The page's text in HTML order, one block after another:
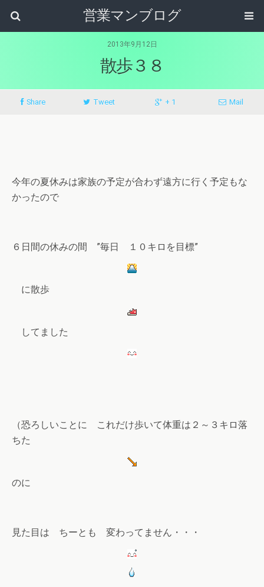
営業マンブログ
2013年9月12日
散歩３８
Share Tweet + 1 Mail
今年の夏休みは家族の予定が合わず遠方に行く予定もな
かったので
６日間の休みの間 ”毎日 １０キロを目標”
に散歩
してました
（恐ろしいことに これだけ歩いて体重は２～３キロ落
ちた
のに
見た目は ちーとも 変わってません・・・